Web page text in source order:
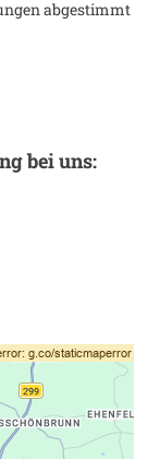
abgestimmt
bei uns: